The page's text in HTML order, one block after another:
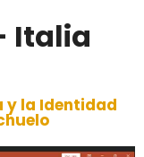
Italia
y la Identidad